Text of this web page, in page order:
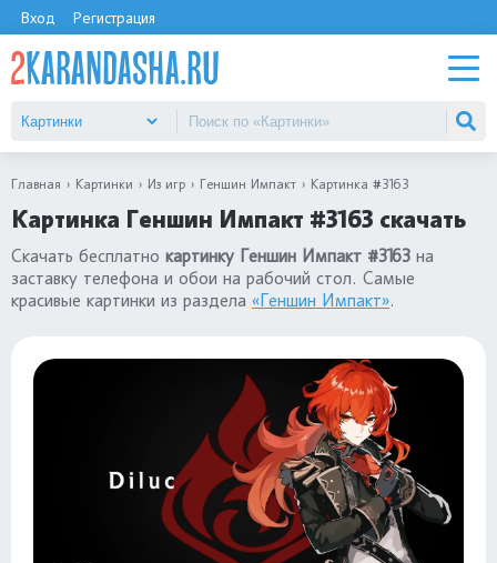
Вход Регистрация
Главная Картинки Из игр Геншин Импакт Картинка #3163
Картинка Геншин Импакт #3163 скачать
Скачать бесплатно картинку Геншин Импакт #3163 на
заставку телефона и обои на рабочий стол. Самые
красивые картинки из раздела «Геншин Импакт».